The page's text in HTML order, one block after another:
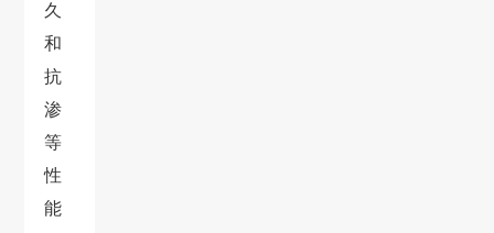
久
和
抗
渗
等
性
能